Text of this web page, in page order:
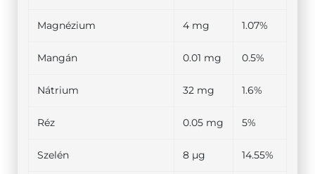
Magnézium 4 mg 1.07%
Mangán 0.01 mg 0.5%
Nátrium 32 mg 1.6%
Réz 0.05 mg 5%
Szelén 8 µg 14.55%